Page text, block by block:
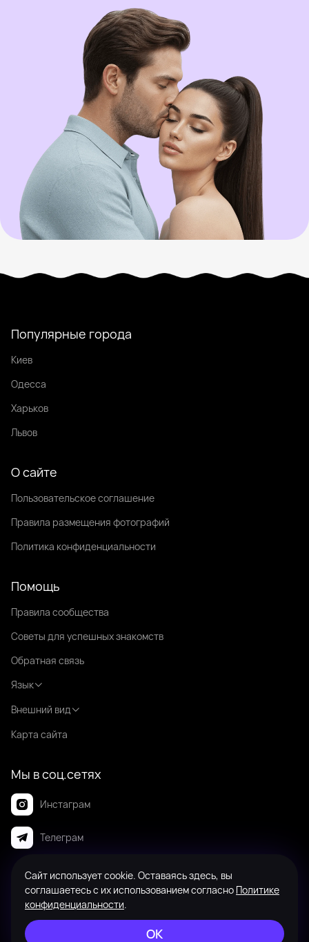
Популярные города
Киев
Одесса
Харьков
Львов
О сайте
Пользовательское соглашение
Правила размещения фотографий
Политика конфиденциальности
Помощь
Правила сообщества
Советы для успешных знакомств
Обратная связь
Язык
Внешний вид
Карта сайта
Мы в соц.сетях
Инстаграм
Телеграм
© 2008-2026 Badanga. Все права защищены.
Сайт использует cookie. Оставаясь здесь, вы
соглашаетесь с их использованием согласно Политике
конфиденциальности.
ОК